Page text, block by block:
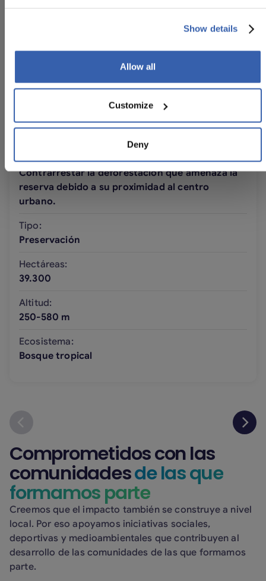
Show details
Allow all
Customize
Deny
Ubicación:
Precio por crédito/tonelada:
Objetivo del proyecto:
Contrarrestar la deforestación que amenaza la
reserva debido a su proximidad al centro
urbano.
Tipo:
Preservación
Hectáreas:
39.300
Altitud:
250-580 m
Ecosistema:
Bosque tropical
Comprometidos con las
comunidadesde las que
formamos parte
Creemos que el impacto también se construye a nivel
local. Por eso apoyamos iniciativas sociales,
deportivas y medioambientales que contribuyen al
desarrollo de las comunidades de las que formamos
parte.